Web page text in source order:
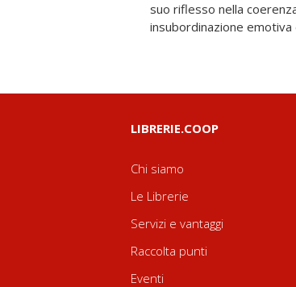
suo riflesso nella
insubordinazione
LIBRERIE.COOP
Chi siamo
Le Librerie
Servizi e vantaggi
Raccolta punti
Eventi